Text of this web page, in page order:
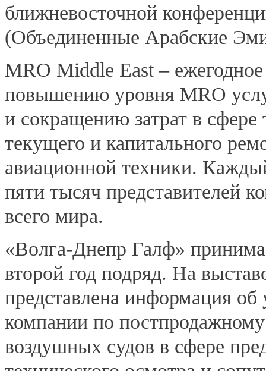
ближневосточной
(Объединенные Арабские
MRO Middle East –
повышению уровня MRO
и сокращению затрат в сфере
текущего и капитального
авиационной техники.
пяти тысяч представителей
всего мира.
«Волга-Днепр Галф»
второй год подряд. На
представлена информация
компании по
воздушных судов в сфере